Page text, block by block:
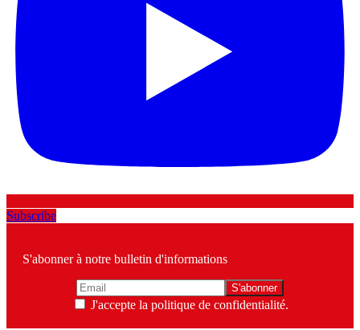
Subscribe
S'abonner à notre bulletin d'informations
J'accepte la politique de confidentialité.